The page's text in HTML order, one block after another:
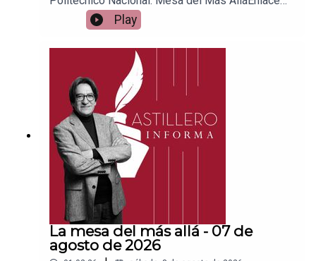
para apoyar vía
Patreon:https://www.patreon.com/julioastilleroEnl
ace para hacer donaciones vía
PayPal:https://www.paypal.me/julioastilleroCuent
a para hacer transferencias a cuenta BBVA a
nombre de Julio Hernández López:
1539408017CLABE: 012 320 01539408017
2Tienda:https://julioastillerotienda.com/
Play
La mesa del más allá - 07 de
agosto de 2026